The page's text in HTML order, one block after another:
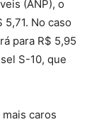
(ANP), o
No caso
para R$ 5,95
S-10, que
caros